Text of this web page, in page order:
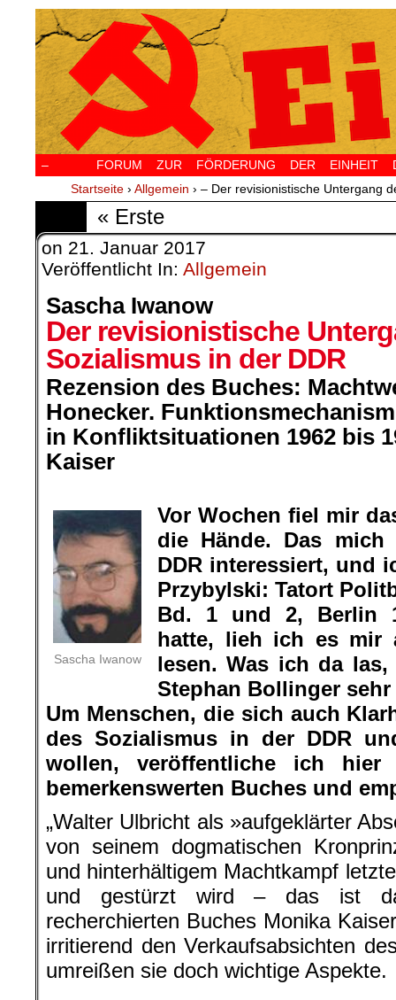
–
FORUM ZUR FÖRDERUNG DER EINHEIT
Startseite › Allgemein › – Der revisionistische Untergang
« Erste
on 21. Januar 2017
Veröffentlicht In: Allgemein
Sascha Iwanow
Der revisionistische
Sozialismus in der DDR
Rezension des Buches:
Honecker.
in Konfliktsituationen 1962 bis
Kaiser
Sascha Iwanow
Vor Wochen fiel mir
die Hände. Das
DDR interessiert, und
Przybylski: Tatort
Bd. 1 und 2, Berlin
hatte, lieh ich es mir
lesen. Was ich da
Stephan Bollinger
Um Menschen, die sich auch
des Sozialismus in der DDR
wollen, veröffentliche ich hier
bemerkenswerten Buches und
„Walter Ulbricht als »aufgeklärter
von seinem dogmatischen
und hinterhältigem Machtkampf
und gestürzt wird – das ist
recherchierten Buches Monika
irritierend den Verkaufsabsichten
umreißen sie doch wichtige Aspekte.